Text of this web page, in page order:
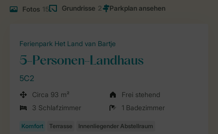
Fotos 15 Grundrisse 2
Ferienpark Het Land van Bartje
5-Personen-Landhaus
5C2
Circa 93 m²
Frei stehend
3 Schlafzimmer
1 Badezimmer